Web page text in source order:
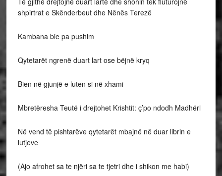
shpirtrat e Skënderbeut dhe Nënës Terezë
Kambana bie pa pushim
Qytetarët ngrenë duart lart ose bëjnë kryq
Bien në gjunjë e luten si në xhami
Mbretëresha Teutë i drejtohet Krishtit: ç’po ndodh Madhëri
Në vend të pishtarëve qytetarët mbajnë në duar librin e
lutjeve
(Ajo afrohet sa te njëri sa te tjetri dhe i shikon me habi)